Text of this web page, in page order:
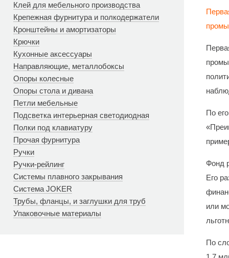
Клей для мебельного производства
Крепежная фурнитура и полкодержатели
Кронштейны и амортизаторы
Крючки
Кухонные аксессуары
Направляющие, металлобоксы
Опоры колесные
Опоры стола и дивана
Петли мебельные
Подсветка интерьерная светодиодная
Полки под клавиатуру
Прочая фурнитура
Ручки
Ручки-рейлинг
Системы плавного закрывания
Система JOKER
Трубы, фланцы, и заглушки для труб
Упаковочные материалы
По
Фонд
Его
или
По